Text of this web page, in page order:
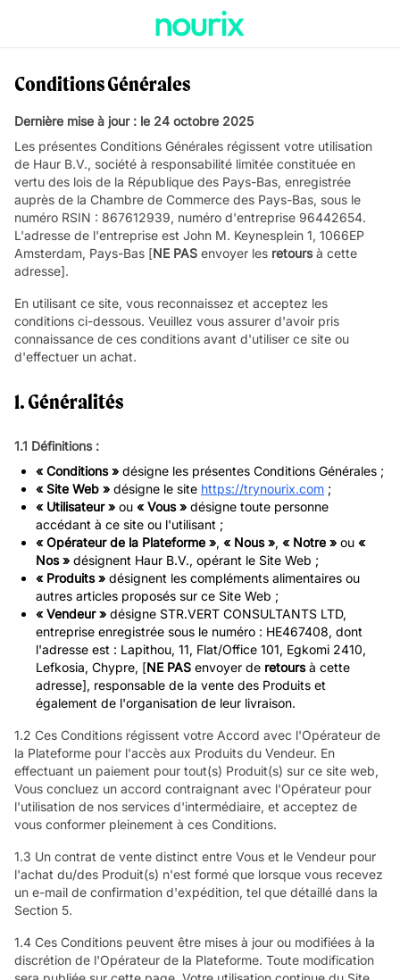
Conditions Générales
Dernière mise à jour : le 24 octobre 2025
Les présentes Conditions Générales régissent votre utilisation
de Haur B.V., société à responsabilité limitée constituée en
vertu des lois de la République des Pays-Bas, enregistrée
auprès de la Chambre de Commerce des Pays-Bas, sous le
numéro RSIN : 867612939, numéro d'entreprise 96442654.
L'adresse de l'entreprise est John M. Keynesplein 1, 1066EP
Amsterdam, Pays-Bas [NE PAS envoyer les retoursà cette
adresse].
En utilisant ce site, vous reconnaissez et acceptez les
conditions ci-dessous. Veuillez vous assurer d'avoir pris
connaissance de ces conditions avant d'utiliser ce site ou
d'effectuer un achat.
1. Généralités
1.1 Définitions :
« Conditions » désigne les présentes Conditions Générales ;
« Site Web » désigne le site https://trynourix.com ;
« Utilisateur » ou « Vous » désigne toute personne
accédant à ce site ou l'utilisant ;
« Opérateur de la Plateforme », « Nous », « Notre » ou «
Nos » désignent Haur B.V., opérant le Site Web ;
« Produits » désignent les compléments alimentaires ou
autres articles proposés sur ce Site Web ;
« Vendeur » désigne STR.VERT CONSULTANTS LTD,
entreprise enregistrée sous le numéro : HE467408, dont
l'adresse est : Lapithou, 11, Flat/Office 101, Egkomi 2410,
Lefkosia, Chypre, [NE PAS envoyer de retoursà cette
adresse], responsable de la vente des Produits et
également de l'organisation de leur livraison.
1.2 Ces Conditions régissent votre Accord avec l'Opérateur de
la Plateforme pour l'accès aux Produits du Vendeur. En
effectuant un paiement pour tout(s) Produit(s) sur ce site web,
Vous concluez un accord contraignant avec l'Opérateur pour
l'utilisation de nos services d'intermédiaire, et acceptez de
vous conformer pleinement à ces Conditions.
1.3 Un contrat de vente distinct entre Vous et le Vendeur pour
l'achat du/des Produit(s) n'est formé que lorsque vous recevez
un e-mail de confirmation d'expédition, tel que détaillé dans la
Section 5.
1.4 Ces Conditions peuvent être mises à jour ou modifiées à la
discrétion de l'Opérateur de la Plateforme. Toute modification